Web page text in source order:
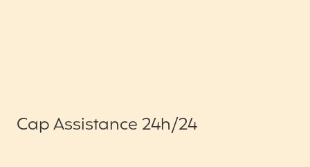
Cap Assistance 24h/24